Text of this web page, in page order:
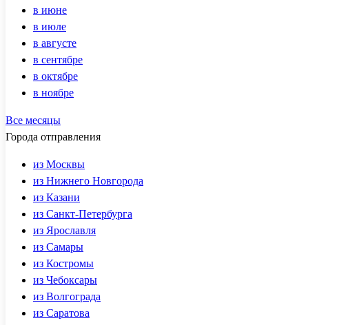
в июне
в июле
в августе
в сентябре
в октябре
в ноябре
Все месяцы
Города отправления
из Москвы
из Нижнего Новгорода
из Казани
из Санкт-Петербурга
из Ярославля
из Самары
из Костромы
из Чебоксары
из Волгограда
из Саратова